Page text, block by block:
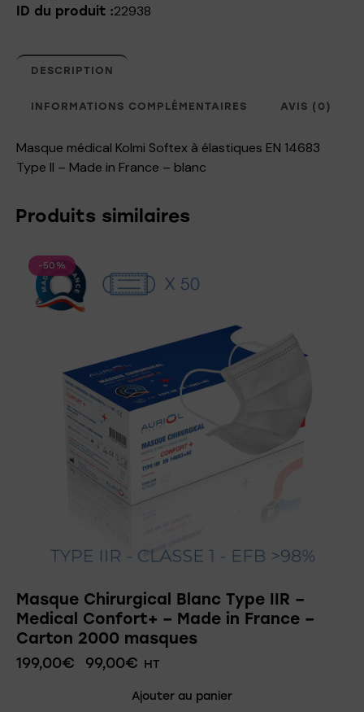
ID du produit :22938
DESCRIPTION
INFORMATIONS COMPLÉMENTAIRES AVIS (0)
Masque médical Kolmi Softex à élastiques EN 14683
Type II – Made in France – blanc
Produits similaires
-50%
Masque Chirurgical Blanc Type IIR –
Medical Confort+ – Made in France –
Carton 2000 masques
199,00€ 99,00€ HT
Ajouter au panier